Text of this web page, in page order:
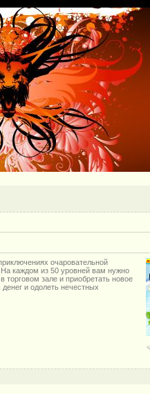
очаровательной
На каждом из 50 уровней вам нужно
торговом зале и приобретать новое
и одолеть нечестных